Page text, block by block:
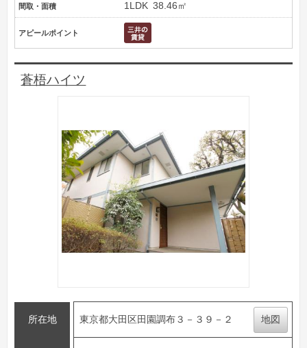
間取・面積 1LDK 38.46㎡
アピールポイント
蒼梧ハイツ
所在地 東京都大田区田園調布３－３９－２ 地図